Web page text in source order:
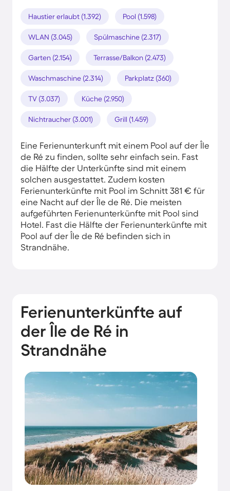
Haustier erlaubt (1.392) Pool (1.598)
WLAN (3.045) Spülmaschine (2.317)
Garten (2.154) Terrasse/Balkon (2.473)
Waschmaschine (2.314) Parkplatz (360)
TV (3.037) Küche (2.950)
Nichtraucher (3.001) Grill (1.459)
Eine Ferienunterkunft mit einem Pool auf der Île
de Ré zu finden, sollte sehr einfach sein. Fast
die Hälfte der Unterkünfte sind mit einem
solchen ausgestattet. Zudem kosten
Ferienunterkünfte mit Pool im Schnitt 381 € für
eine Nacht auf der Île de Ré. Die meisten
aufgeführten Ferienunterkünfte mit Pool sind
Hotel. Fast die Hälfte der Ferienunterkünfte mit
Pool auf der Île de Ré befinden sich in
Strandnähe.
Ferienunterkünfte auf
der Île de Ré in
Strandnähe